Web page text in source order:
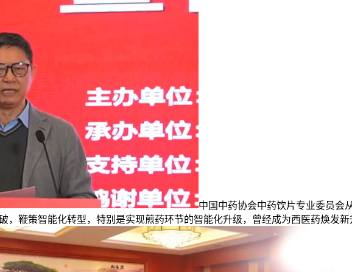
中国中药协会中药饮片专业委员会
，鞭策智能化转型，特别是实现煎药环节的智能化升级，曾经成为西医药焕发